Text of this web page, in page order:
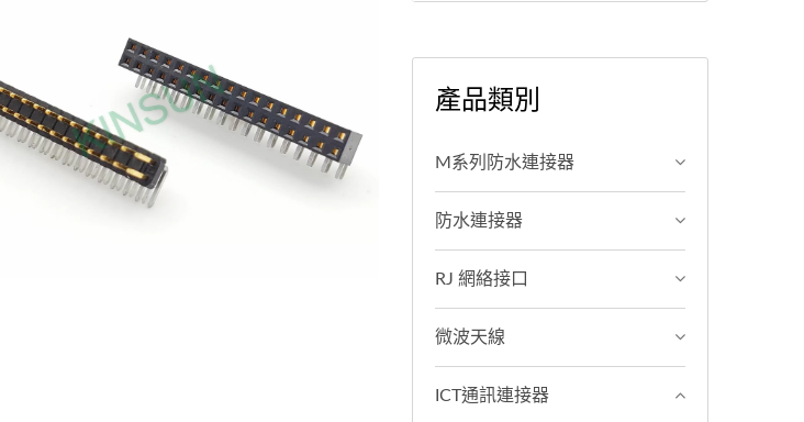
產品類別
M系列防水連接器
防水連接器
RJ 網絡接口
微波天線
ICT通訊連接器